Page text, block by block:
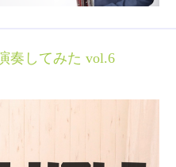
奏してみた vol.6